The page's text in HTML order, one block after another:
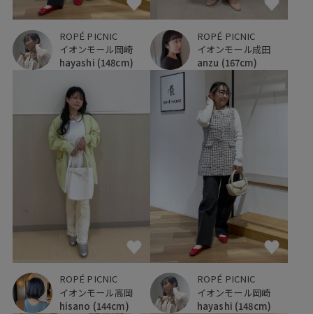
ROPÉ PICNIC
イオンモール岡崎
hayashi (148cm)
ROPÉ PICNIC
イオンモール成田
anzu (167cm)
ROPÉ PICNIC
イオンモール高岡
hisano (144cm)
ROPÉ PICNIC
イオンモール岡崎
hayashi (148cm)